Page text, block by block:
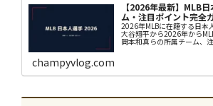
【2026年最新】MLB
ム・注目ポイント完全
2026年MLBに在籍する日本
大谷翔平から2026年から
岡本和真らの所属チーム、
champyvlog.com